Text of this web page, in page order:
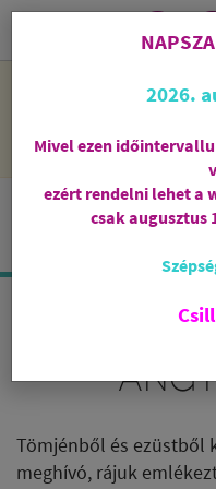
NAPSZARVAS SZÜNET:
i
Tömjénből és ezüstből
meghívó, rájuk
2026.
Mivel ezen
ezért rendelni lehet a
csak augusztus